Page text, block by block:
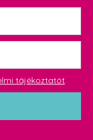
tájékoztatót.